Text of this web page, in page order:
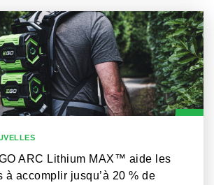
ARC Lithium MAX™ aide les
à accomplir jusqu’à 20 % de